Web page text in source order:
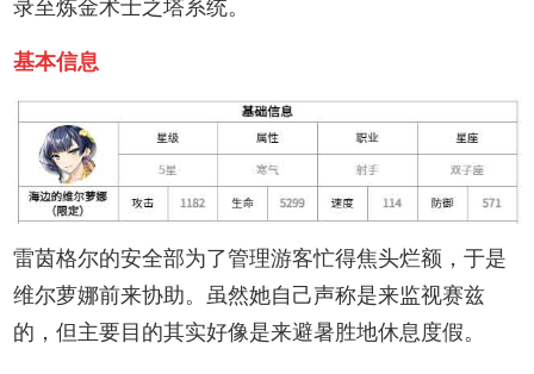
录至炼金术士之塔系统。
基本信息
雷茵格尔的安全部为了管理游客忙得焦头烂额，于是
维尔萝娜前来协助。虽然她自己声称是来监视赛兹
的，但主要目的其实好像是来避暑胜地休息度假。